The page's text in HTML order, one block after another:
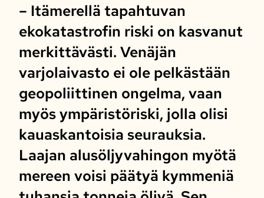
– Itämerellä tapahtuvan
ekokatastrofin riski on kasvanut
merkittävästi. Venäjän
varjolaivasto ei ole pelkästään
geopoliittinen ongelma, vaan
myös ympäristöriski, jolla olisi
kauaskantoisia seurauksia.
Laajan alusöljyvahingon myötä
mereen voisi päätyä kymmeniä